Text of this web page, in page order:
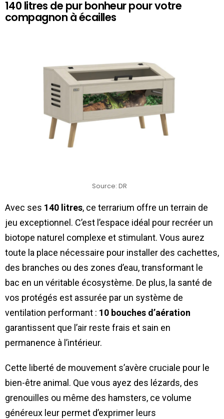
140 litres de pur bonheur pour votre
compagnon à écailles
Source: DR
Avec ses 140 litres, ce terrarium offre un terrain de
jeu exceptionnel. C’est l’espace idéal pour recréer un
biotope naturel complexe et stimulant. Vous aurez
toute la place nécessaire pour installer des cachettes,
des branches ou des zones d’eau, transformant le
bac en un véritable écosystème. De plus, la santé de
vos protégés est assurée par un système de
ventilation performant : 10 bouches d’aération
garantissent que l’air reste frais et sain en
permanence à l’intérieur.
Cette liberté de mouvement s’avère cruciale pour le
bien-être animal. Que vous ayez des lézards, des
grenouilles ou même des hamsters, ce volume
généreux leur permet d’exprimer leurs